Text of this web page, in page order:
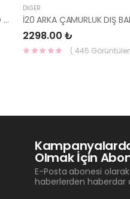
AYNA İÇ BLUE/ELANTRA 11-/CEED 10-/RİO 12-/SPORTAGE 11- 85101-3X100-HMC
DIĞER
2298.00 ₺
( 445
Olmak İçin
E-Posta abonesi
haberlerden haberdar